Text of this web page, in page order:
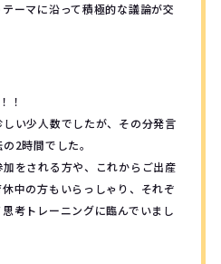
ーマに沿って積極的な議論が交
！
い少人数でしたが、その分発言
2時間でした。
をされる方や、これからご出産
中の方もいらっしゃり、それぞ
考トレーニングに臨んでいまし